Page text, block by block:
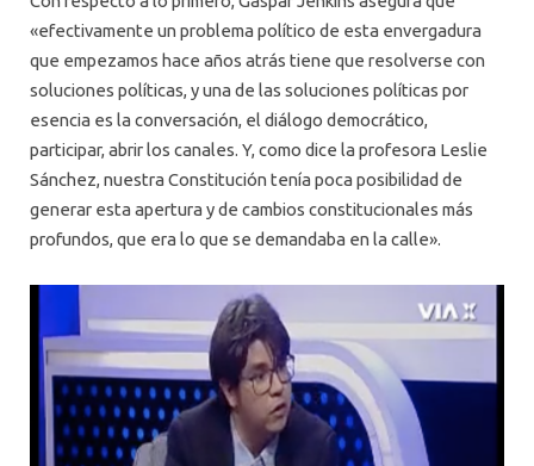
«efectivamente un problema político de esta envergadura
que empezamos hace años atrás tiene que resolverse con
soluciones políticas, y una de las soluciones políticas por
esencia es la conversación, el diálogo democrático,
participar, abrir los canales. Y, como dice la profesora Leslie
Sánchez, nuestra Constitución tenía poca posibilidad de
generar esta apertura y de cambios constitucionales más
profundos, que era lo que se demandaba en la calle».